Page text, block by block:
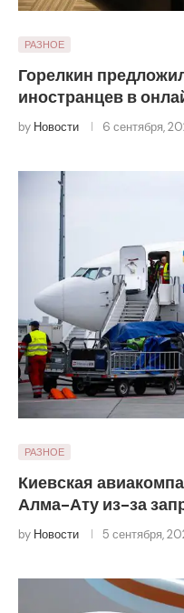
РАЗНОЕ
Горелкин
иностранцев в
by Новости 6 сентября,
РАЗНОЕ
Киевская
Алма-Ату из-за
by Новости 5 сентября,